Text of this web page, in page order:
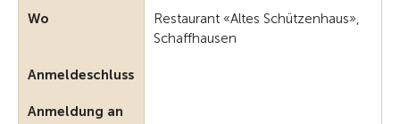
Wo
Restaurant «Altes Schützenhaus»,
Schaffhausen
Anmeldeschluss
Anmeldung an